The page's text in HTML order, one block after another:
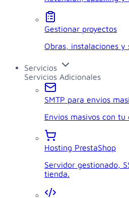
Gestionar proyectos
Obras, instalaciones y
Servicios
Servicios Adicionales
SMTP para envíos
Envíos masivos con
Hosting PrestaShop
Servidor gestionado,
tienda.